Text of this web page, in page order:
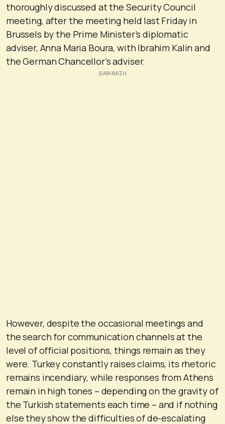
thoroughly discussed at the Security Council
meeting, after the meeting held last Friday in
Brussels by the Prime Minister’s diplomatic
adviser, Anna Maria Boura, with Ibrahim Kalin and
the German Chancellor’s adviser.
However, despite the occasional meetings and
the search for communication channels at the
level of official positions, things remain as they
were. Turkey constantly raises claims, its rhetoric
remains incendiary, while responses from Athens
remain in high tones – depending on the gravity of
the Turkish statements each time – and if nothing
else they show the difficulties of de-escalating